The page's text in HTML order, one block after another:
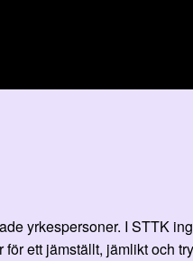
yrkespersoner. I STTK
ett jämställt, jämlikt och